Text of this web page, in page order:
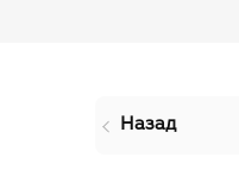
Назад